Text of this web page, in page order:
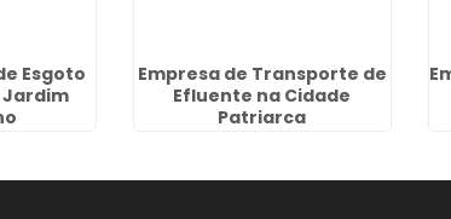
Esgoto
Jardim
Empresa de Transporte de
Efluente na Cidade
Patriarca